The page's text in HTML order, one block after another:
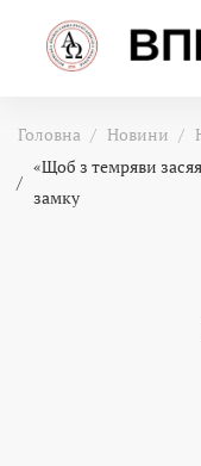
Головна Новини
«Щоб з темряви
замку